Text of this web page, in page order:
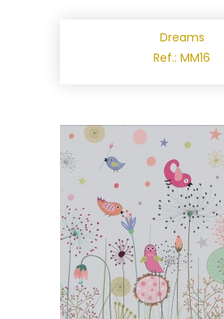
Dreams
Ref.: MM16